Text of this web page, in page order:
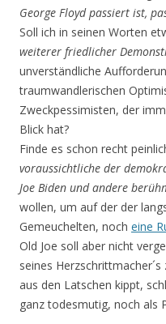
George Floyd passiert ist,
Soll ich in seinen Worten
weiterer friedlicher
unverständliche
traumwandlerischen
Zweckpessimisten, der
Blick hat?
Finde es schon recht
voraussichtliche der
Joe Biden und andere
wollen, um auf der der
Gemeuchelten, noch eine
Old Joe soll aber nicht
seines
aus den Latschen kippt,
ganz todesmutig, noch als